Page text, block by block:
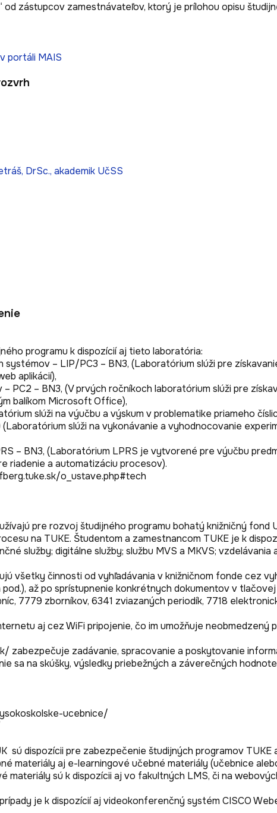
zástupcov zamestnávateľov, ktorý je prílohou opisu
portáli MAIS
DrSc., akademik UčSS
programu k dispozícií aj tieto laboratória:
– LIP/PC3 – BN3, (Laboratórium slúži pre
aplikácií),
PC2 – BN3, (V prvých ročníkoch laboratórium slúži pre
balíkom Microsoft Office),
slúži na výučbu a výskum v problematike priameho
slúži na vykonávanie a vyhodnocovanie
– BN3, (Laboratórium LPRS je vytvorené pre výučbu
riadenie a automatizáciu procesov).
o_ustave.php#tech
pre rozvoj študijného programu bohatý knižničný fond
na TUKE. Študentom a zamestnancom TUKE je k
služby; digitálne služby; službu MVS a MKVS; vzdelávania
všetky činnosti od vyhľadávania v knižničnom fonde cez
pod.), až po sprístupnenie konkrétnych dokumentov v
7779 zborníkov, 6341 zviazaných periodík, 7718
aj cez WiFi pripojenie, čo im umožňuje neobmedzený
zadávanie, spracovanie a poskytovanie
sa na skúšky, výsledky priebežných a záverečných
ucebnice/
sú dispozícii pre zabezpečenie študijných programov
materiály aj e-learningové učebné materiály (učebnice
materiály sú k dispozícii aj vo fakultných LMS, či na
je k dispozícií aj videokonferenčný systém CISCO